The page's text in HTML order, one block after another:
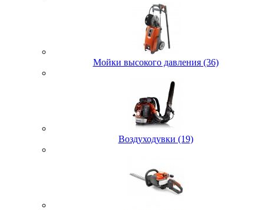
Мойки высокого давления (36)
Воздуходувки (19)